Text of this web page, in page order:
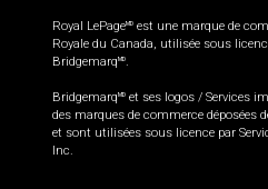
Royal LePageMD est une marque de
Royale du Canada, utilisée sous
BridgemarqMD.
BridgemarqMD et ses logos / Services
des marques de commerce déposées
et sont utilisées sous licence par
Inc.